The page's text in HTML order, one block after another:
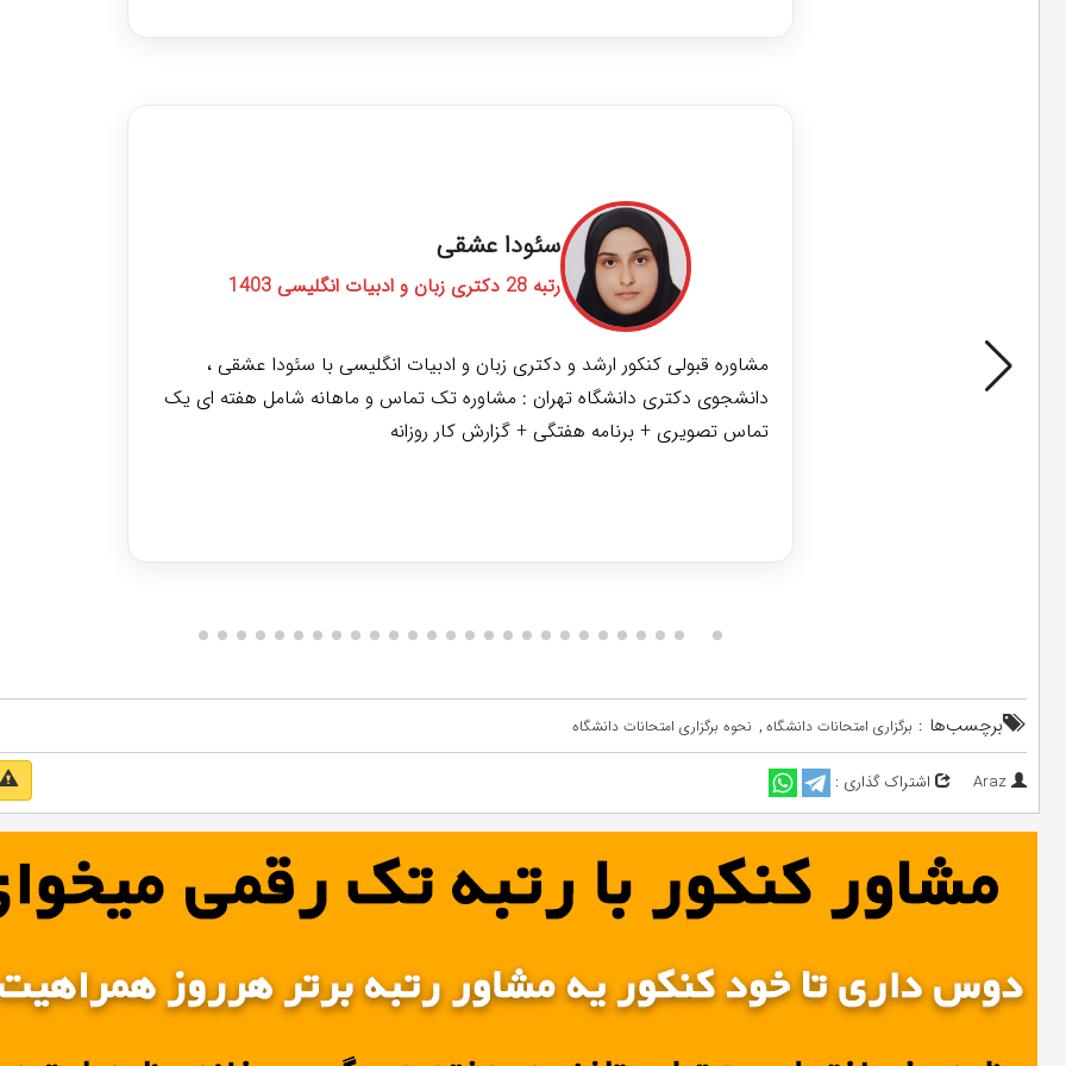
مهندسی برق دانشگاه صنعتی شریف
پکیج مشاوره اپلای تحصیلی (تمرکز: آمریکا، کانادا و تا حدودی استرالیا،
کره) یک ساعت و نیم تماس تلفنی شامل : + آشنایی کامل با روند اپلای —
آماده‌سازی اولیه تا ارسال اپلیکیشن و پیگیری‌ها. + چگونگی ایمیل زدن
برچسب‌ها : برگزاری امتحانات دانشگاه‌ , نحوه برگزاری امتحانات دانشگاه
Araz اشتراک گذاری :